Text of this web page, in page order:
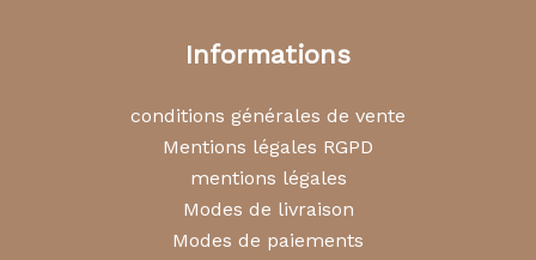
Informations
conditions générales de vente
Mentions légales RGPD
mentions légales
Modes de livraison
Modes de paiements